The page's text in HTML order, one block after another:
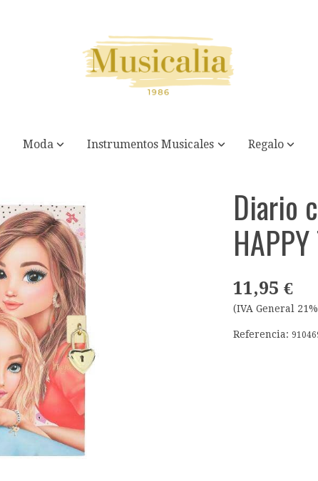
Moda Instrumentos Musicales Regalo
MODEL
Diario
11,95 €
(IVA General
Referencia: